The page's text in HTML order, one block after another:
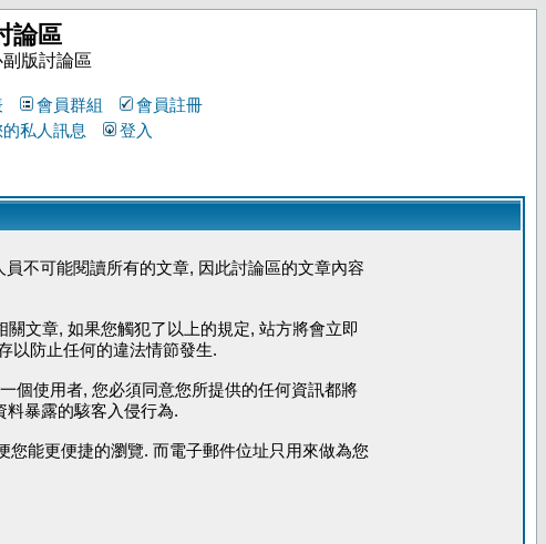
論區
版討論區
會員群組
會員註冊
私人訊息 登入
不可能閱讀所有的文章, 因此討論區的文章內容
文章, 如果您觸犯了以上的規定, 站方將會立即
以防止任何的違法情節發生.
個使用者, 您必須同意您所提供的任何資訊都將
暴露的駭客入侵行為.
能更便捷的瀏覽. 而電子郵件位址只用來做為您